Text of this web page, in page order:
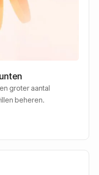
groter aantal
beheren.